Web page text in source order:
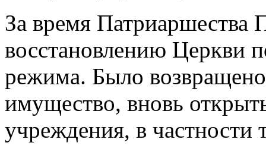
За время
восстановлению Церкви
режима. Было
имущество, вновь
учреждения, в частности